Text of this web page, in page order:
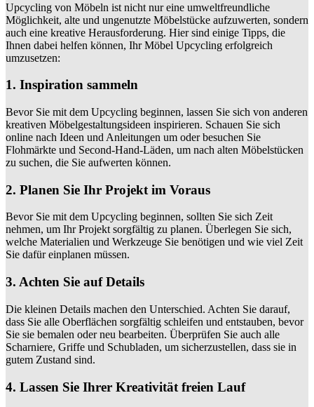
Upcycling von Möbeln ist nicht nur eine umweltfreundliche
Möglichkeit, alte und ungenutzte Möbelstücke aufzuwerten, sondern
auch eine kreative Herausforderung. Hier sind einige Tipps, die
Ihnen dabei helfen können, Ihr Möbel Upcycling erfolgreich
umzusetzen:
1. Inspiration sammeln
Bevor Sie mit dem Upcycling beginnen, lassen Sie sich von anderen
kreativen Möbelgestaltungsideen inspirieren. Schauen Sie sich
online nach Ideen und Anleitungen um oder besuchen Sie
Flohmärkte und Second-Hand-Läden, um nach alten Möbelstücken
zu suchen, die Sie aufwerten können.
2. Planen Sie Ihr Projekt im Voraus
Bevor Sie mit dem Upcycling beginnen, sollten Sie sich Zeit
nehmen, um Ihr Projekt sorgfältig zu planen. Überlegen Sie sich,
welche Materialien und Werkzeuge Sie benötigen und wie viel Zeit
Sie dafür einplanen müssen.
3. Achten Sie auf Details
Die kleinen Details machen den Unterschied. Achten Sie darauf,
dass Sie alle Oberflächen sorgfältig schleifen und entstauben, bevor
Sie sie bemalen oder neu bearbeiten. Überprüfen Sie auch alle
Scharniere, Griffe und Schubladen, um sicherzustellen, dass sie in
gutem Zustand sind.
4. Lassen Sie Ihrer Kreativität freien Lauf